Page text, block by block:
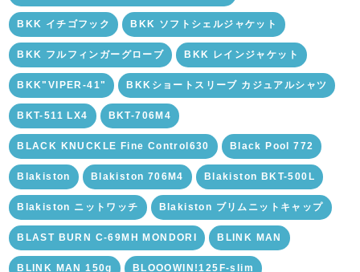
BKK イチゴフック BKK ソフトシェルジャケット
BKK フルフィンガーグローブ BKK レインジャケット
BKK"VIPER-41" BKKショートスリーブ カジュアルシャツ
BKT-511 LX4 BKT-706M4
BLACK KNUCKLE Fine Control630 Black Pool 772
Blakiston Blakiston 706M4 Blakiston BKT-500L
Blakiston ニットワッチ Blakiston ブリムニットキャップ
BLAST BURN C-69MH MONDORI BLINK MAN
BLINK MAN 150g BLOOOWIN!125F-slim